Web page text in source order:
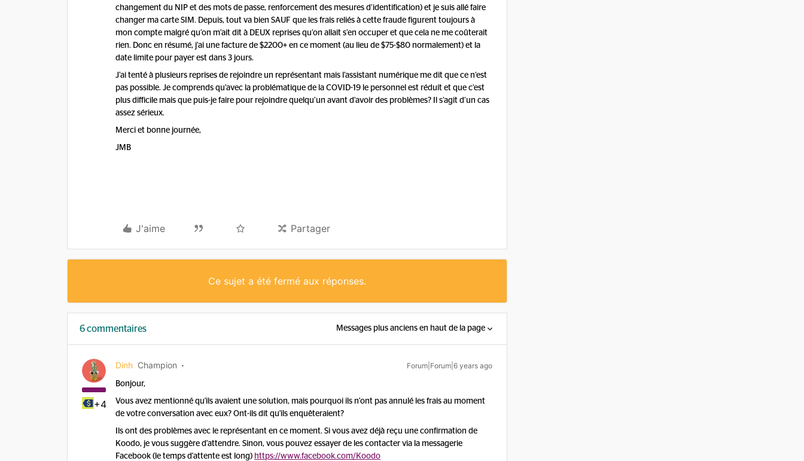
changement du NIP et des mots de passe, renforcement des mesures d’identification) et je suis allé faire
changer ma carte SIM. Depuis, tout va bien SAUF que les frais reliés à cette fraude figurent toujours à
mon compte malgré qu’on m’ait dit à DEUX reprises qu’on allait s’en occuper et que cela ne me coûterait
rien. Donc en résumé, j’ai une facture de $2200+ en ce moment (au lieu de $75-$80 normalement) et la
date limite pour payer est dans 3 jours.
J’ai tenté à plusieurs reprises de rejoindre un représentant mais l’assistant numérique me dit que ce n’est
pas possible. Je comprends qu’avec la problématique de la COVID-19 le personnel est réduit et que c’est
plus difficile mais que puis-je faire pour rejoindre quelqu’un avant d’avoir des problèmes? Il s’agit d’un cas
assez sérieux.
Merci et bonne journée,
JMB
J'aime Partager
Ce sujet a été fermé aux réponses.
6 commentaires Messages plus anciens en haut de la page
+4
Dinh Champion Forum|Forum|6 years ago
Bonjour,
Vous avez mentionné qu'ils avaient une solution, mais pourquoi ils n'ont pas annulé les frais au moment
de votre conversation avec eux? Ont-ils dit qu'ils enquêteraient?
Ils ont des problèmes avec le représentant en ce moment. Si vous avez déjà reçu une confirmation de
Koodo, je vous suggère d'attendre. Sinon, vous pouvez essayer de les contacter via la messagerie
Facebook (le temps d'attente est long) https://www.facebook.com/Koodo